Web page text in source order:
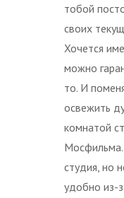
тобой
своих
Хочется
можно
то. И
освежить
комнатой
студия, но
удобно из-